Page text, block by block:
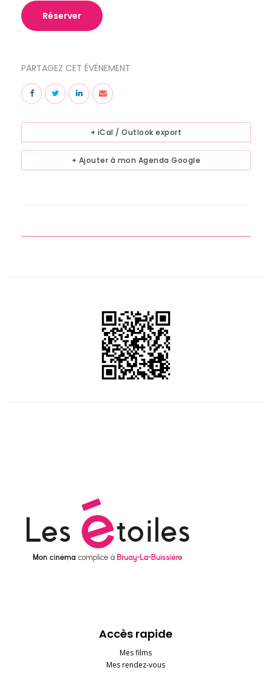
Réserver
PARTAGEZ CET ÉVÉNEMENT
+ Ajouter à mon Agenda Google
+ iCal / Outlook export
Accès rapide
Mes films
Mes rendez-vous